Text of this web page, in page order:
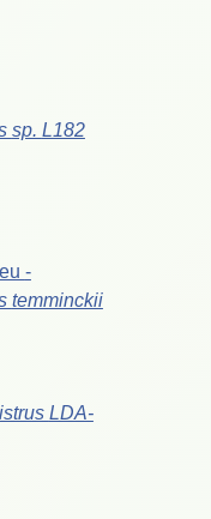
sp. L182
-
temminckii
LDA-